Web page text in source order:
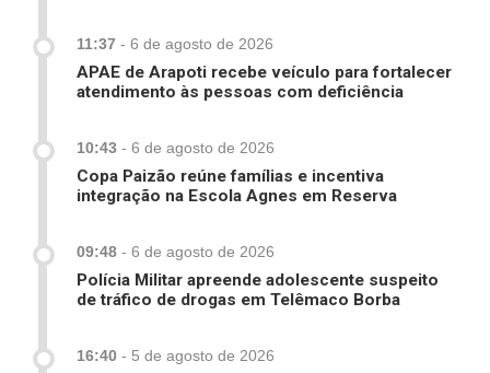
11:37 - 6 de agosto de 2026
APAE de Arapoti recebe veículo para fortalecer
atendimento às pessoas com deficiência
10:43 - 6 de agosto de 2026
Copa Paizão reúne famílias e incentiva
integração na Escola Agnes em Reserva
09:48 - 6 de agosto de 2026
Polícia Militar apreende adolescente suspeito
de tráfico de drogas em Telêmaco Borba
16:40 - 5 de agosto de 2026